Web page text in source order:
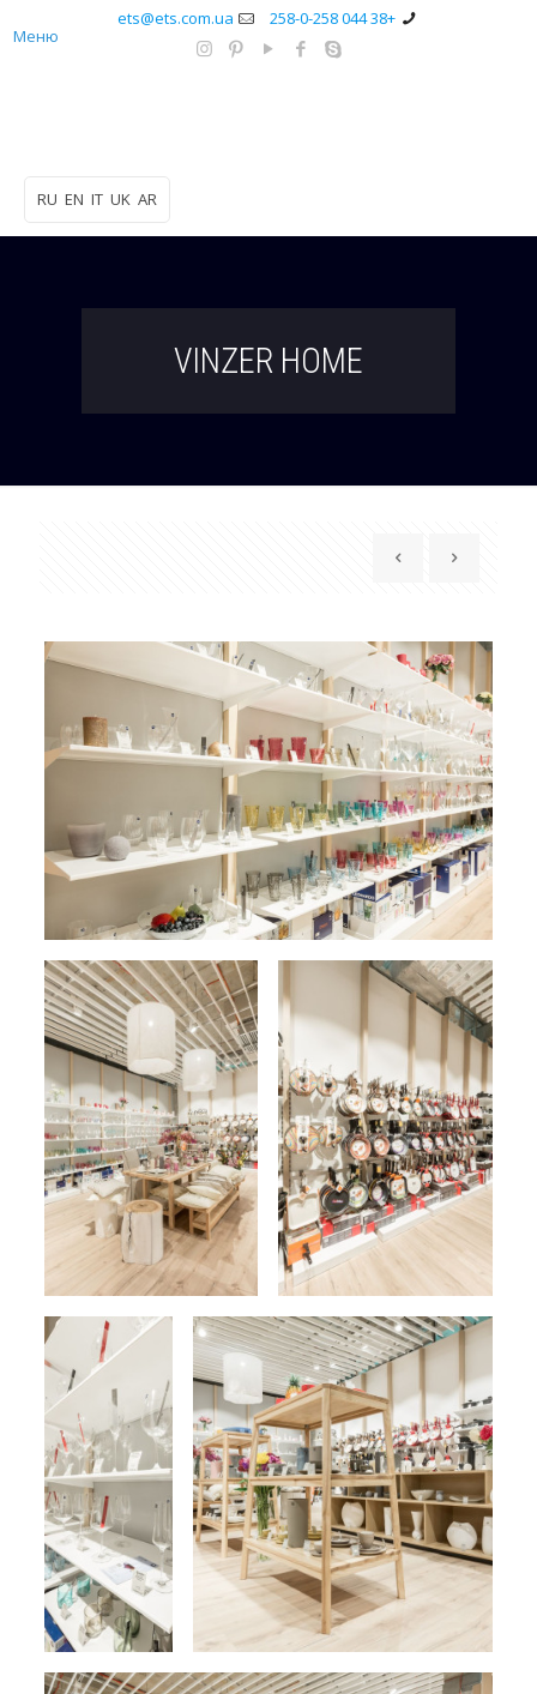
+38 044 258-0-258
ets@ets.com.ua
Меню
RU EN IT UK AR
VINZER HOME